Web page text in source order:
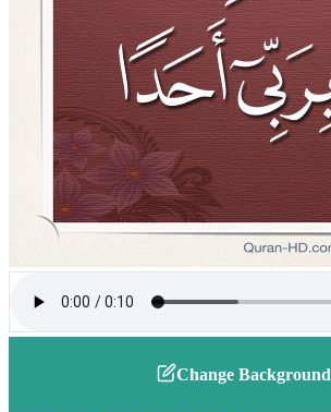
Change Background